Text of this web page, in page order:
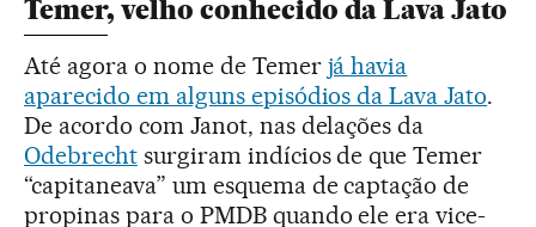
Temer, velho conhecido da Lava Jato
Até agora o nome de Temer já havia
aparecido em alguns episódios da Lava Jato.
De acordo com Janot, nas delações da
Odebrechtsurgiram indícios de que Temer
“capitaneava” um esquema de captação de
propinas para o PMDB quando ele era vice-